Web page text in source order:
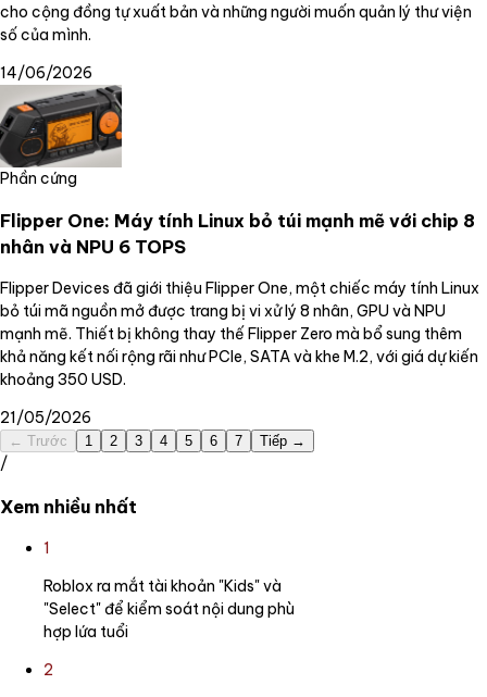
cho cộng đồng tự xuất bản và những người muốn quản lý thư viện
số của mình.
14/06/2026
Phần cứng
Flipper One: Máy tính Linux bỏ túi mạnh mẽ với chip 8
nhân và NPU 6 TOPS
Flipper Devices đã giới thiệu Flipper One, một chiếc máy tính Linux
bỏ túi mã nguồn mở được trang bị vi xử lý 8 nhân, GPU và NPU
mạnh mẽ. Thiết bị không thay thế Flipper Zero mà bổ sung thêm
khả năng kết nối rộng rãi như PCIe, SATA và khe M.2, với giá dự kiến
khoảng 350 USD.
21/05/2026
← Trước 1 2 3 4 5 6 7 Tiếp →
/
Xem nhiều nhất
1
Roblox ra mắt tài khoản "Kids" và
"Select" để kiểm soát nội dung phù
hợp lứa tuổi
2